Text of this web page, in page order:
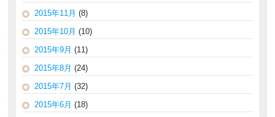
2015年11月 (8)
2015年10月 (10)
2015年9月 (11)
2015年8月 (24)
2015年7月 (32)
2015年6月 (18)